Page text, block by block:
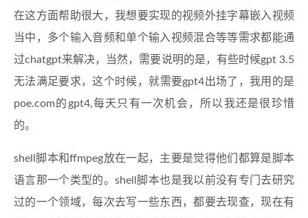
在这方面帮助很大，我想要实现的视频外挂字幕嵌入视频
当中，多个输入音频和单个输入视频混合等等需求都能通
过chatgpt来解决，当然，需要说明的是，有些时候gpt 3.5
无法满足要求，这个时候，就需要gpt4出场了，我用的是
poe.com的gpt4,每天只有一次机会，所以我还是很珍惜
的。
shell脚本和ffmpeg放在一起，主要是觉得他们都算是脚本
语言那一个类型的。shell脚本也是我以前没有专门去研究
过的一个领域，每次去写一些东西，都要去现查，现在有